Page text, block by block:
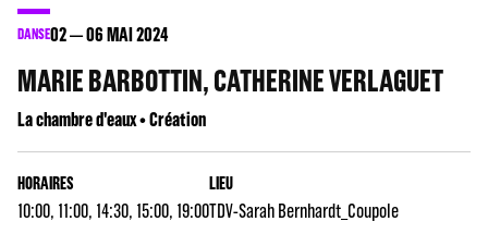
DANSE02 06MAI 2024
MARIE BARBOTTIN, CATHERINE VERLAGUET
La chambre d'eaux • Création
HORAIRES
10:00, 11:00, 14:30, 15:00, 19:00
LIEU
TDV-Sarah Bernhardt_Coupole